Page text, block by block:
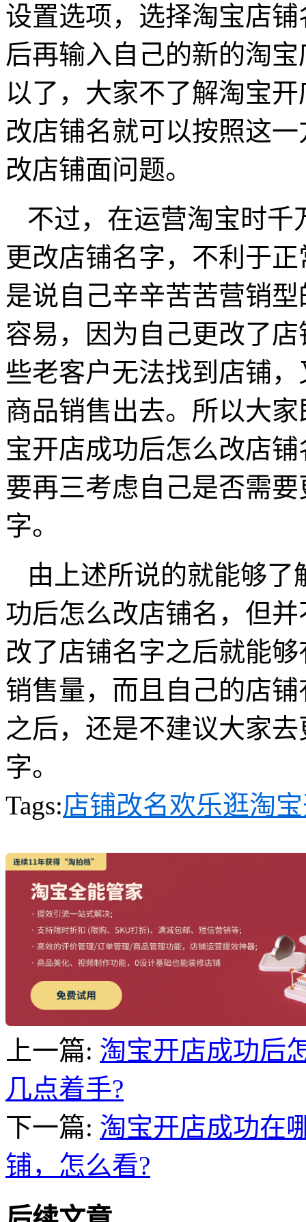
设置选项，选择淘宝店
后再输入自己的新的淘
以了，大家不了解淘宝
改店铺名就可以按照这
改店铺面问题。
不过，在运营淘宝时千
更改店铺名字，不利于
是说自己辛辛苦苦营销
容易，因为自己更改了
些老客户无法找到店铺
商品销售出去。所以大
宝开店成功后怎么改店
要再三考虑自己是否需
字。
由上述所说的就能够了
功后怎么改店铺名，但
改了店铺名字之后就能
销售量，而且自己的店
之后，还是不建议大家
字。
Tags:店铺改名欢乐逛淘
上一篇: 淘宝开店成功后
几点着手?
下一篇: 淘宝开店成功在
铺，怎么看?